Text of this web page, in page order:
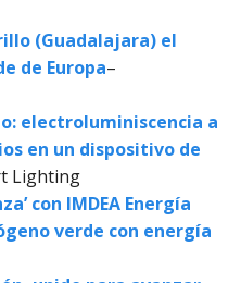
(Guadalajara) el
de Europa–
electroluminiscencia a
en un dispositivo de
Lighting
con IMDEA Energía
verde con energía